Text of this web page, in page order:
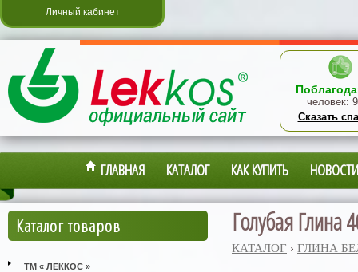
Личный кабинет
человек:
Сказать
ГЛАВНАЯ КАТАЛОГ КАК КУПИТЬ НОВОСТИ
Каталог товаров
ТМ « ЛЕККОС »
Голубая Глина
КАТАЛОГ › ГЛИНА